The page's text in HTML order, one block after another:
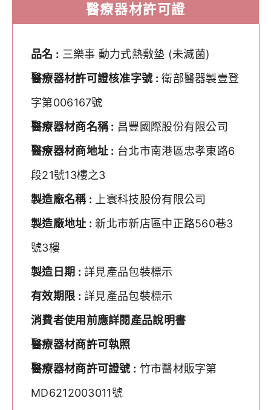
醫療器材許可證
品名 : 三樂事 動力式熱敷墊 (未滅菌)
醫療器材許可證核准字號 : 衛部醫器製壹登
字第006167號
醫療器材商名稱 : 昌豐國際股份有限公司
醫療器材商地址 : 台北市南港區忠孝東路6
段21號13樓之3
製造廠名稱 : 上寰科技股份有限公司
製造廠地址 : 新北市新店區中正路560巷3
號3樓
製造日期 : 詳見產品包裝標示
有效期限 : 詳見產品包裝標示
消費者使用前應詳閱產品說明書
醫療器材商許可執照
醫療器材商許可證號 : 竹市醫材販字第
MD6212003011號